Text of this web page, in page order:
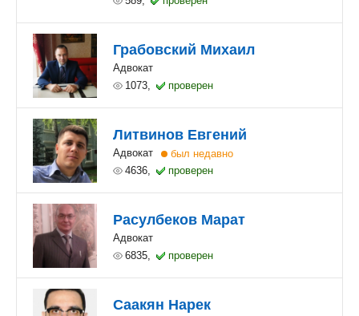
Грабовский Михаил
Адвокат
1073,
проверен
Литвинов Евгений
Адвокат
4636,
проверен
Расулбеков Марат
Адвокат
6835,
проверен
Саакян Нарек